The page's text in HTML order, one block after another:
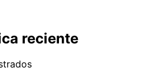
reciente